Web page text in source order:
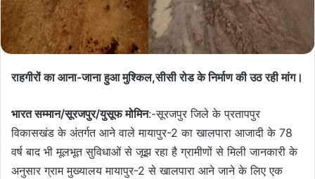
राहगीरों का आना-जाना हुआ मुश्किल,सीसी रोड के निर्माण की उठ रही मांग।
भारत सम्मान/सूरजपुर/युसूफ मोमिन:-सूरजपुर जिले के प्रतापपुर
विकासखंड के अंतर्गत आने वाले मायापुर-2 का खालपारा आजादी के 78
वर्ष बाद भी मूलभूत सुविधाओं से जूझ रहा है ग्रामीणों से मिली जानकारी के
अनुसार ग्राम मुख्यालय मायापुर-2 से खालपारा आने जाने के लिए एक